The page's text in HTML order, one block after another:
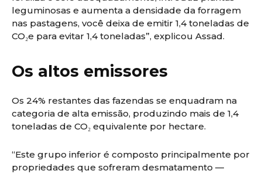
leguminosas e aumenta a densidade da forragem
nas pastagens, você deixa de emitir 1,4 toneladas de
CO₂e para evitar 1,4 toneladas”, explicou Assad.
Os altos emissores
Os 24% restantes das fazendas se enquadram na
categoria de alta emissão, produzindo mais de 1,4
toneladas de CO₂ equivalente por hectare.
“Este grupo inferior é composto principalmente por
propriedades que sofreram desmatamento —